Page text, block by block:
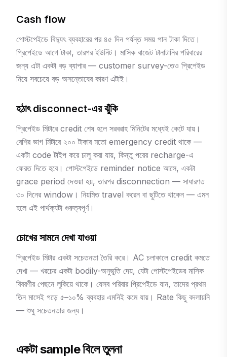
Cash flow
পোস্টপেইডে বিদ্যুৎ ব্যবহারের পর ৪৫ দিন পর্যন্ত সময় পান টাকা দিতে।
প্রিপেইডে আগে টাকা, তারপর ইউনিট। মাসিক বাজেট টানাটানির পরিবারের
জন্য এটা একটা বড় ব্যাপার — customer survey-তেও প্রিপেইড
নিয়ে সবচেয়ে বড় অসন্তোষের কারণ এটাই।
হঠাৎ disconnect-এর ঝুঁকি
প্রিপেইড মিটারে credit শেষ হলে সরবরাহ মিনিটের মধ্যেই কেটে যায়।
বেশির ভাগ মিটারে ২০০ টাকার মতো emergency credit থাকে —
একটা code টাইপ করে চালু করা যায়, কিন্তু পরের recharge-এ
ফেরত দিতে হবে। পোস্টপেইডে reminder notice আসে, একটা
grace period দেওয়া হয়, তারপর disconnection — সাধারণত
৩০ দিনের window। নিয়মিত travel করেন বা ছুটিতে থাকেন — এমন
হলে এই পার্থক্যটা গুরুত্বপূর্ণ।
চোখের সামনে দেখা যাওয়া
প্রিপেইড মিটার একটা সচেতনতা তৈরি করে। AC চলাকালে credit কমতে
দেখা — খরচের একটা bodily-অনুভূতি দেয়, যেটা পোস্টপেইডের মাসিক
বিবরণীর পেছনে লুকিয়ে থাকে। যেসব পরিবার প্রিপেইডে যান, তাদের প্রথম
তিন মাসেই গড়ে ৫–১০% ব্যবহার এমনিই কমে যায়। Rate কিছু বদলায়নি
— শুধু সচেতনতার জন্য।
একটা sample বিলে তুলনা